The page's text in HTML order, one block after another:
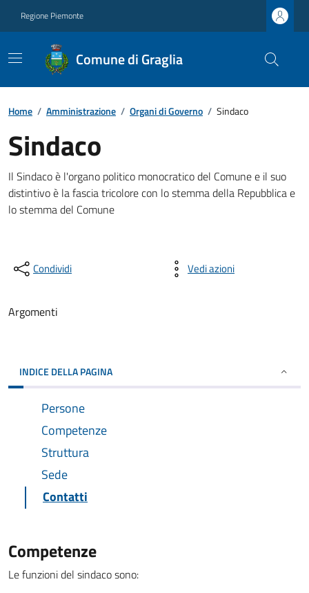
Regione Piemonte
Comune di Graglia
Home / Amministrazione / Organi di Governo / Sindaco
Sindaco
Il Sindaco è l'organo politico monocratico del Comune e il suo
distintivo è la fascia tricolore con lo stemma della Repubblica e
lo stemma del Comune
Condividi Vedi azioni
Argomenti
INDICE DELLA PAGINA
Persone
Competenze
Struttura
Sede
Contatti
Competenze
Le funzioni del sindaco sono: